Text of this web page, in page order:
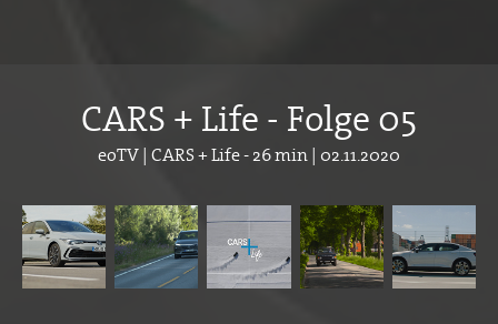
CARS + Life - Folge 05
eoTV | CARS + Life - 26 min | 02.11.2020